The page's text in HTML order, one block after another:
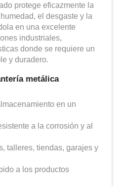
protege eficazmente la
el desgaste y la
en una excelente
industriales,
donde se requiere un
y duradero.
metálica
en un
a la corrosión y al
talleres, tiendas, garajes y
a los productos